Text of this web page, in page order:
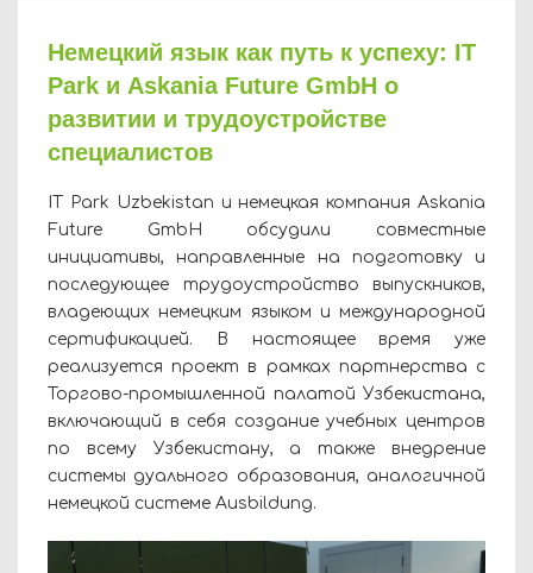
Немецкий язык как путь к успеху: IT
Park и Askania Future GmbH о
развитии и трудоустройстве
специалистов
IT Park Uzbekistan и немецкая компания Askania
Future GmbH обсудили совместные
инициативы, направленные на подготовку и
последующее трудоустройство выпускников,
владеющих немецким языком и международной
сертификацией. В настоящее время уже
реализуется проект в рамках партнерства с
Торгово-промышленной палатой Узбекистана,
включающий в себя создание учебных центров
по всему Узбекистану, а также внедрение
системы дуального образования, аналогичной
немецкой системе Ausbildung.